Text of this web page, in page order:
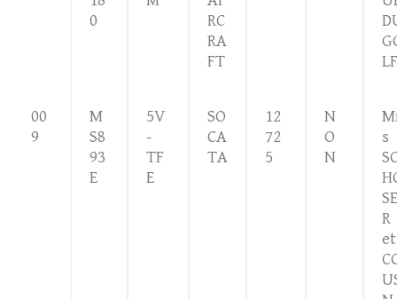
0
RC
RA
FT
00
9
M
S8
93
E
5V
-
TF
E
SO
CA
TA
12
72
5
N
O
N
s
SE
R
et